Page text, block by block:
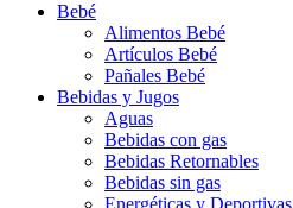
Bebé
Alimentos Bebé
Artículos Bebé
Pañales Bebé
Bebidas y Jugos
Aguas
Bebidas con gas
Bebidas Retornables
Bebidas sin gas
Energéticas y Deportivas